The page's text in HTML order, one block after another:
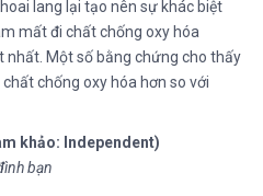
lang lại tạo nên sự khác biệt
mất đi chất chống oxy hóa
Một số bằng chứng cho thấy
chống oxy hóa hơn so với
khảo: Independent)
bạn